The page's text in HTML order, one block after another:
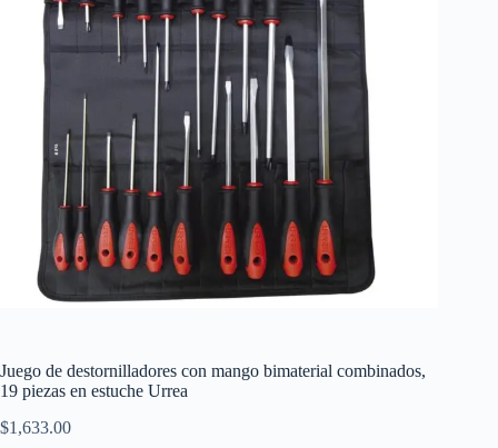
Juego de destornilladores con mango bimaterial combinados,
19 piezas en estuche Urrea
$1,633.00